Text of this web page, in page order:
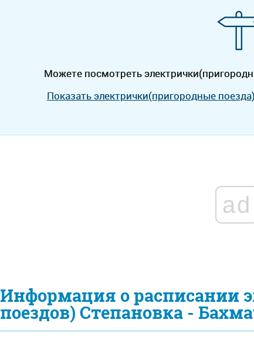
Информация о расписании
поездов) Степановка -
Можете посмотреть
Показать электрички(пригородные
ad